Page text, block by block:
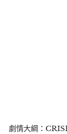
劇情大綱：